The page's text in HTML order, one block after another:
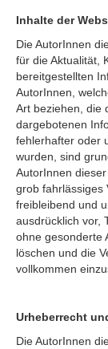
Inhalte der
Die AutorInnen
für die Aktualität,
bereitgestellten
AutorInnen,
Art beziehen, die
dargebotenen
fehlerhafter oder
wurden, sind
AutorInnen
grob fahrlässiges
freibleibend und
ausdrücklich vor,
ohne gesonderte
löschen und die
vollkommen
Urheberrecht
Die AutorInnen